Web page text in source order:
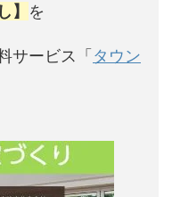
】 を
サービス「 タウン